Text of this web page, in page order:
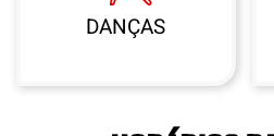
DANÇAS